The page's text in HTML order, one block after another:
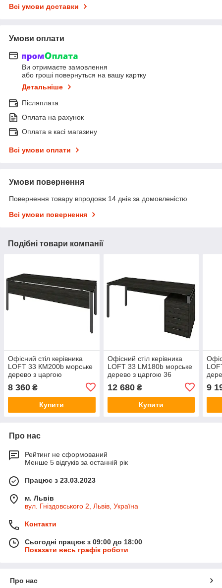
Всі умови доставки
Умови оплати
Ви отримаєте замовлення
або гроші повернуться на вашу картку
Детальніше
Післяплата
Оплата на рахунок
Оплата в касі магазину
Всі умови оплати
Умови повернення
Повернення товару впродовж 14 днів за домовленістю
Всі умови повернення
Подібні товари компанії
Офісний стіл керівника
LOFT 33 КM200b морське
дерево з царгою
8 360 ₴
Купити
Офісний стіл керівника
LOFT 33 LM180b морське
дерево з царгою 36
12 680₴
Купити
9
Про нас
Рейтинг не сформований
Менше 5 відгуків за останній рік
Працює з 23.03.2023
м. Львів
вул. Гніздовського 2, Львів, Україна
Контакти
Сьогодні працює з 09:00 до 18:00
Показати весь графік роботи
Про нас